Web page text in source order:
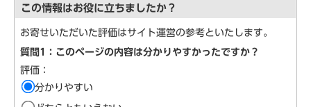
この情報はお役に立ちましたか？
お寄せいただいた評価はサイト運営の参考といたします。
質問1：このページの内容は分かりやすかったですか？
評価：
分かりやすい